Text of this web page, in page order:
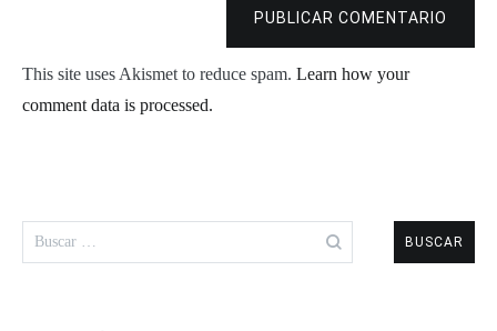
PUBLICAR COMENTARIO
This site uses Akismet to reduce spam. Learn how your
comment data is processed.